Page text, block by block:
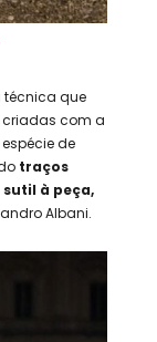
que
com a
de
traços
à peça,
Albani.